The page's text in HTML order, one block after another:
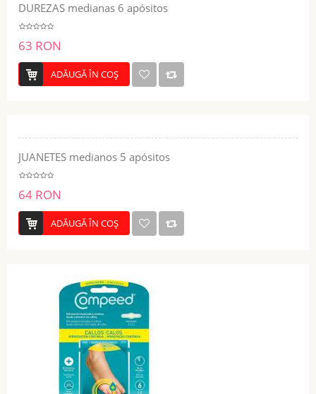
DUREZAS medianas 6 apósitos
63 RON
ADĂUGĂ ÎN COŞ
JUANETES medianos 5 apósitos
64 RON
ADĂUGĂ ÎN COŞ